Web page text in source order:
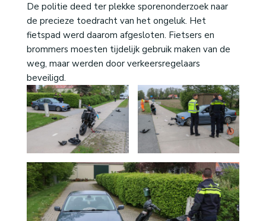
De politie deed ter plekke sporenonderzoek naar
de precieze toedracht van het ongeluk. Het
fietspad werd daarom afgesloten. Fietsers en
brommers moesten tijdelijk gebruik maken van de
weg, maar werden door verkeersregelaars
beveiligd.